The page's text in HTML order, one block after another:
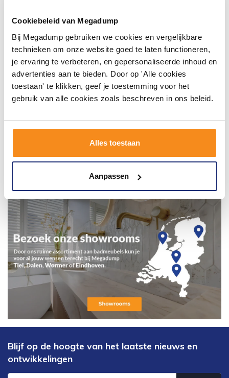
Cookiebeleid van Megadump
Bij Megadump gebruiken we cookies en vergelijkbare
technieken om onze website goed te laten functioneren,
je ervaring te verbeteren, en gepersonaliseerde inhoud en
advertenties aan te bieden. Door op 'Alle cookies
toestaan' te klikken, geef je toestemming voor het
gebruik van alle cookies zoals beschreven in ons beleid.
Alles toestaan
Aanpassen
en tag @megadumpnl. Samen bouwen we een
badkamerstijlen. Doe je mee?
Blijf op de hoogte van het laatste nieuws en
ontwikkelingen